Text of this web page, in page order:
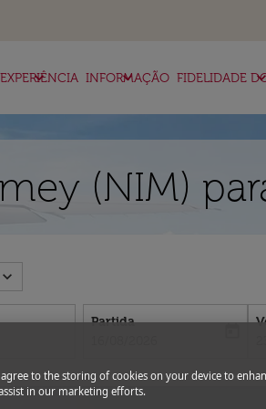
EXPERIÊNCIA
keyboard_arrow_down INFORMAÇÃO
keyboard_arrow_down FIDELIDADE
(NIM)
expand_more
Partida
agree to the storing of cookies on your device to
in our marketing efforts.